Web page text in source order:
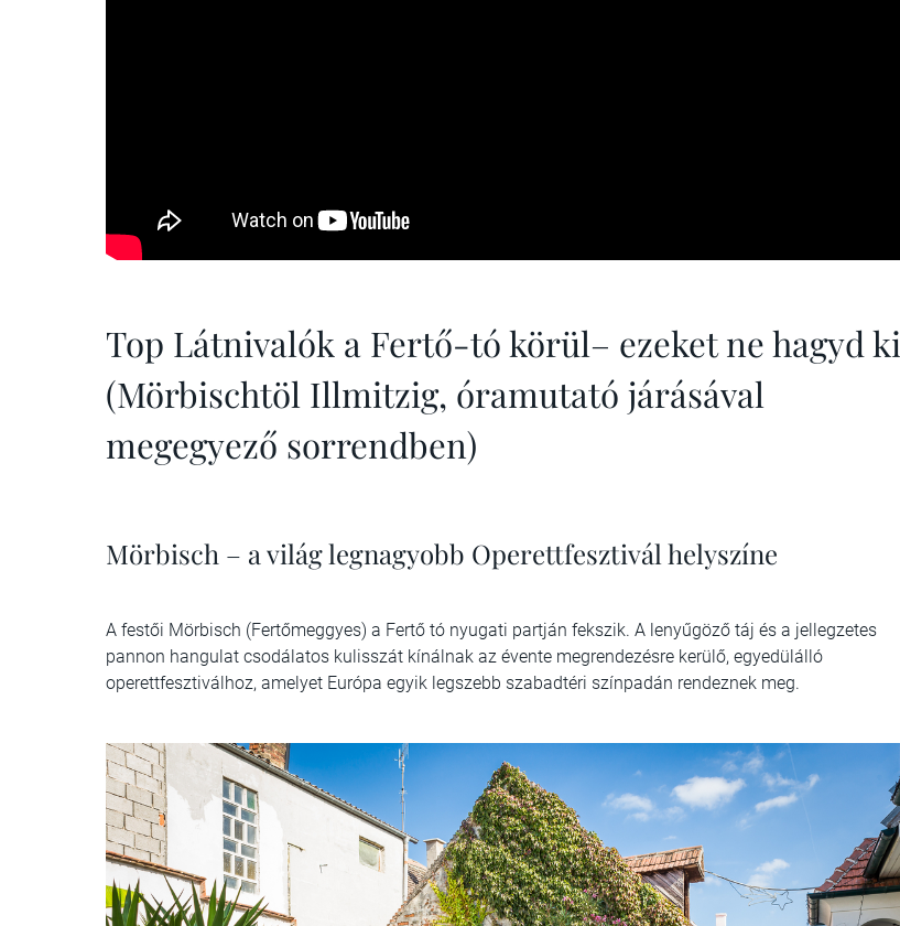
Top Látnivalók a Fertő-tó körül– ezeket ne hagyd ki
(Mörbischtöl Illmitzig, óramutató járásával
megegyező sorrendben)
Mörbisch – a világ legnagyobb Operettfesztivál helyszíne
A festői Mörbisch (Fertőmeggyes) a Fertő tó nyugati partján fekszik. A lenyűgöző táj és a jellegzetes
pannon hangulat csodálatos kulisszát kínálnak az évente megrendezésre kerülő, egyedülálló
operettfesztiválhoz, amelyet Európa egyik legszebb szabadtéri színpadán rendeznek meg.